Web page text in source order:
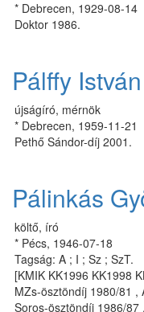
* Debrecen, 1929-08-14
Doktor 1986.
Pálffy István
újságíró, mérnök
* Debrecen, 1959-11-21
Pethő Sándor-díj 2001.
Pálinkás
költő, író
* Pécs, 1946-07-18
Tagság: A ; I ; Sz ; SzT.
[KMIK KK1996 KK1998
MZs-ösztöndíj 1980/81 ,
Soros-ösztöndíj 1986/